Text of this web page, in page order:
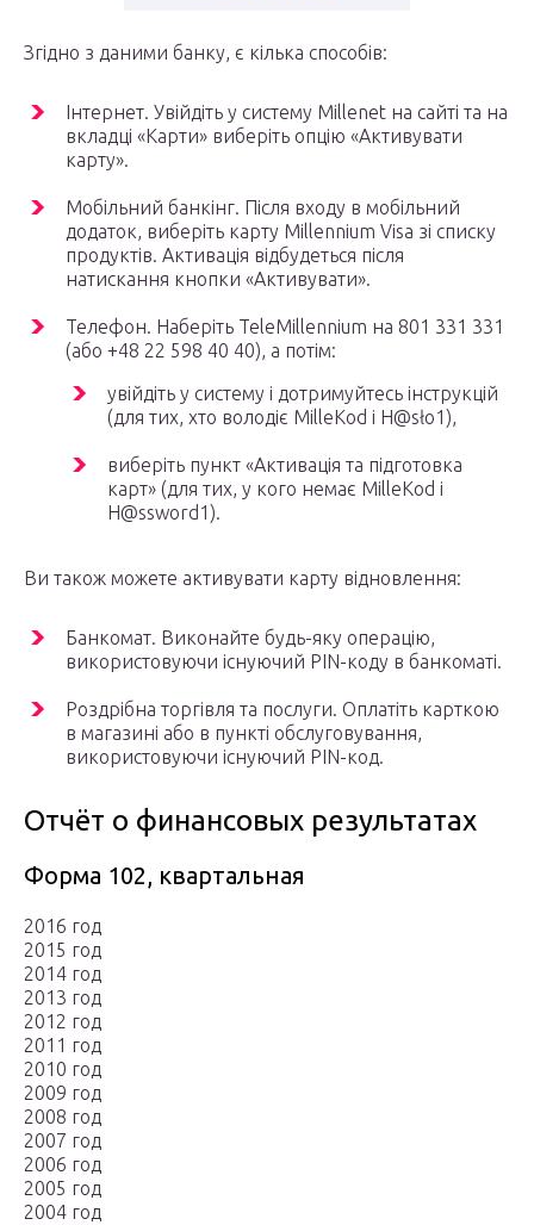
Згідно з даними банку, є кілька способів:
Інтернет. Увійдіть у систему Millenet на сайті та на
вкладці «Карти» виберіть опцію «Активувати
карту».
Мобільний банкінг. Після входу в мобільний
додаток, виберіть карту Millennium Visa зі списку
продуктів. Активація відбудеться після
натискання кнопки «Активувати».
Телефон. Наберіть TeleMillennium на 801 331 331
(або +48 22 598 40 40), а потім:
увійдіть у систему і дотримуйтесь інструкцій
(для тих, хто володіє MilleKod і H@sło1),
виберіть пункт «Активація та підготовка
карт» (для тих, у кого немає MilleKod і
H@ssword1).
Ви також можете активувати карту відновлення:
Банкомат. Виконайте будь-яку операцію,
використовуючи існуючий PIN-коду в банкоматі.
Роздрібна торгівля та послуги. Оплатіть карткою
в магазині або в пункті обслуговування,
використовуючи існуючий PIN-код.
Отчёт о финансовых результатах
Форма 102, квартальная
2016 год
2015 год
2014 год
2013 год
2012 год
2011 год
2010 год
2009 год
2008 год
2007 год
2006 год
2005 год
2004 год